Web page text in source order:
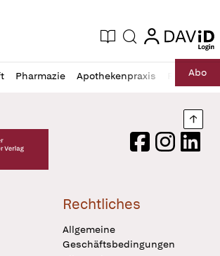
Zeitung
Aktuelle Ausgabe
Suche login
login
Pharmazie Apothekenpraxis RechtAbo
Verlag Logo
FacebookInstagram
Rechtliches
Allgemeine
Geschäftsbedingungen